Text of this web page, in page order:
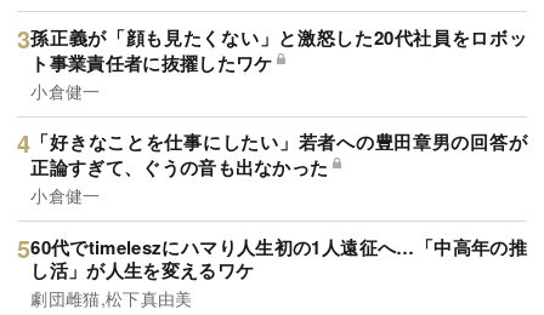
孫正義が「顔も見たくない」と激怒した20代社員をロボッ
ト事業責任者に抜擢したワケ
小倉健一
「好きなことを仕事にしたい」若者への豊田章男の回答が
正論すぎて、ぐうの音も出なかった
小倉健一
60代でtimeleszにハマり人生初の1人遠征へ…「中高年の推
し活」が人生を変えるワケ
劇団雌猫,松下真由美